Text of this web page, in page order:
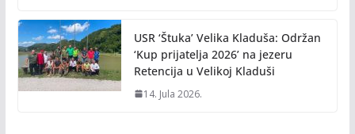
USR ‘Štuka’ Velika Kladuša: Održan
‘Kup prijatelja 2026’ na jezeru
Retencija u Velikoj Kladuši
14. Jula 2026.